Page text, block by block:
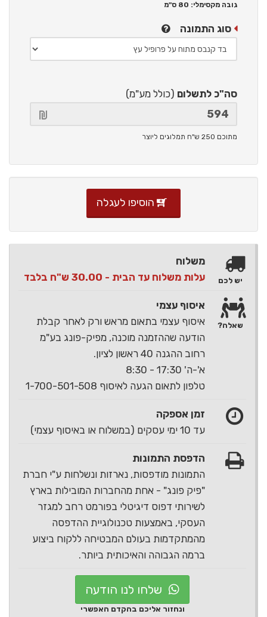
גובה מקסימלי: 80 ס"מ
סוג התמונה
סה"כ לתשלום (כולל מע"מ)
מתוכם 250 ש"ח תמלוגים ליוצר
הוסיפו לעגלה
משלוח
עלות משלוח עד הבית - 30.00 ש"ח בלבד
איסוף עצמי
איסוף עצמי בתאום מראש ורק לאחר קבלת
הודעה שההזמנה מוכנה, מפיק-פונג בע"מ
רחוב ההגנה 40 ראשון לציון.
א'-ה' 17:30 - 8:30
טלפון לתאום הגעה לאיסוף 1-700-501-508
זמן אספקה
עד 10 ימי עסקים (במשלוח או באיסוף עצמי)
הדפסת התמונות
התמונות מודפסות, נארזות ונשלחות ע"י חברת
"פיק פונג" - אחת מהחברות המובילות בארץ
לשירותי דפוס דיגיטלי בפורמט רחב למגזר
העסקי, באמצעות טכנולוגיית ההדפסה
מהמתקדמות בעולם המבטיחה ללקוח ביצוע
ברמה הגבוהה והאיכותית ביותר.
יש לכם
שאלה?
שלחו לנו הודעה
ונחזור אליכם בהקדם האפשרי